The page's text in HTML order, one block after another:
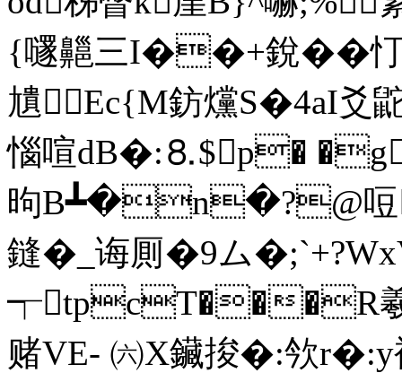
{嚺齆三I��+銳��忊
尵Ec{M鈁爣 S�4aI爻
惱喧dB�:⒏$p�
昫B┻�n�?@哣
鏠� _诲厠�9ム
┭tpcT���R
赌VE- ㈥X鑶捘�:欦r�:y